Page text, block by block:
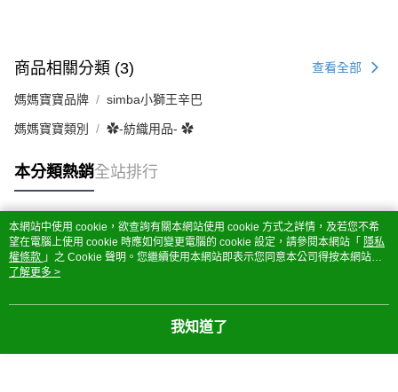
商品相關分類 (3) 查看全部
媽媽寶寶品牌 simba小獅王辛巴
媽媽寶寶類別 ✿-紡織用品- ✿
本分類熱銷全站排行
熱門標籤
本網站中使用 cookie，欲查詢有關本網站使用 cookie 方式之詳情，及若您不希
望在電腦上使用 cookie 時應如何變更電腦的 cookie 設定，請參閱本網站「 隱私
權條款 」之 Cookie 聲明。您繼續使用本網站即表示您同意本公司得按本網站使
用條款之 Cookie 聲明使用 cookie。
了解更多 >
我知道了